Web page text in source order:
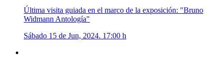
Última visita guiada en el marco de la exposición: "Bruno
Widmann Antología"
Sábado 15 de Jun, 2024. 17:00 h